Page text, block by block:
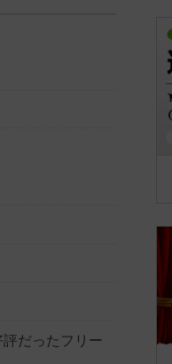
だったフリー